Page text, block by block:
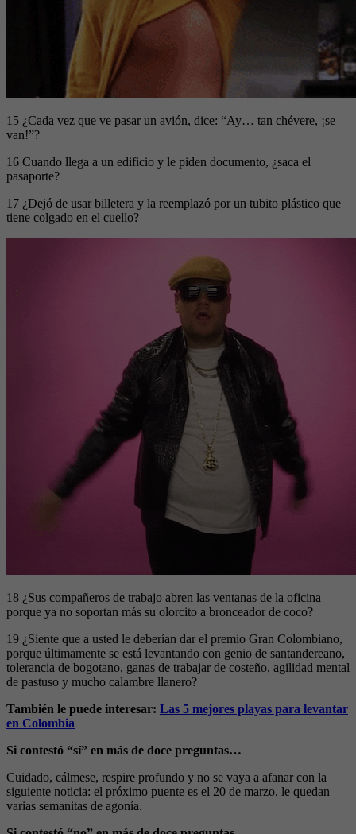
15 ¿Cada vez que ve pasar un avión, dice: “Ay… tan chévere, ¡se
van!”?
16 Cuando llega a un edificio y le piden documento, ¿saca el
pasaporte?
17 ¿Dejó de usar billetera y la reemplazó por un tubito plástico que
tiene colgado en el cuello?
18 ¿Sus compañeros de trabajo abren las ventanas de la oficina
porque ya no soportan más su olorcito a bronceador de coco?
19 ¿Siente que a usted le deberían dar el premio Gran Colombiano,
porque últimamente se está levantando con genio de santandereano,
tolerancia de bogotano, ganas de trabajar de costeño, agilidad mental
de pastuso y mucho calambre llanero?
También le puede interesar: Las 5 mejores playas para levantar
en Colombia
Si contestó “sí” en más de doce preguntas…
Cuidado, cálmese, respire profundo y no se vaya a afanar con la
siguiente noticia: el próximo puente es el 20 de marzo, le quedan
varias semanitas de agonía.